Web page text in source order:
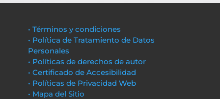
• Términos y condiciones
• Política de Tratamiento de Datos
Personales
• Políticas de derechos de autor
• Certificado de Accesibilidad
• Políticas de Privacidad Web
• Mapa del Sitio